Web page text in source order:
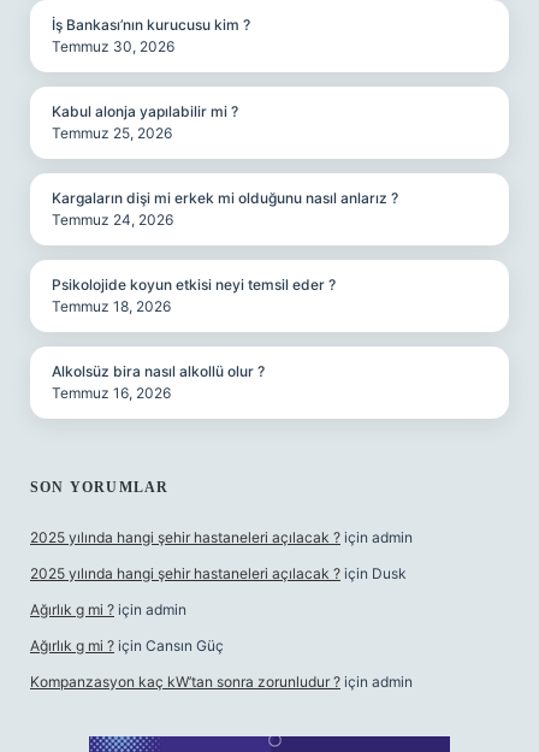
İş Bankası’nın kurucusu kim ?
Temmuz 30, 2026
Kabul alonja yapılabilir mi ?
Temmuz 25, 2026
Kargaların dişi mi erkek mi olduğunu nasıl anlarız ?
Temmuz 24, 2026
Psikolojide koyun etkisi neyi temsil eder ?
Temmuz 18, 2026
Alkolsüz bira nasıl alkollü olur ?
Temmuz 16, 2026
SON YORUMLAR
2025 yılında hangi şehir hastaneleri açılacak ? için admin
2025 yılında hangi şehir hastaneleri açılacak ? için Dusk
Ağırlık g mi ? için admin
Ağırlık g mi ? için Cansın Güç
Kompanzasyon kaç kW’tan sonra zorunludur ? için admin